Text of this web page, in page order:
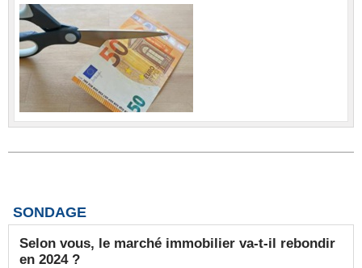
SONDAGE
Selon vous, le marché immobilier va-t-il rebondir
en 2024 ?